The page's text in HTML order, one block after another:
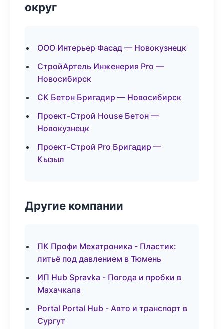
округ
ООО Интерьер Фасад — Новокузнецк
СтройАртель Инженерия Pro —
Новосибирск
СК Бетон Бригадир — Новосибирск
Проект-Строй House Бетон —
Новокузнецк
Проект-Строй Pro Бригадир —
Кызыл
Другие компании
ПК Профи Мехатроника - Пластик:
литьё под давлением в Тюмень
ИП Hub Spravka - Погода и пробки в
Махачкала
Portal Portal Hub - Авто и транспорт в
Сургут